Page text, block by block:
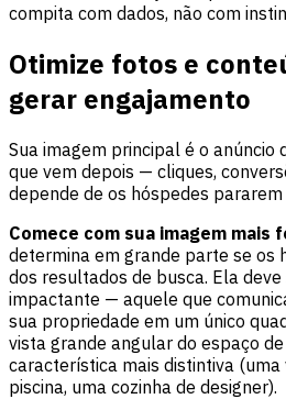
compita com dados, não com
Otimize fotos e
gerar engajamento
Sua imagem principal é o anúncio
que vem depois — cliques,
depende de os hóspedes pararem
Comece com sua imagem mais
determina em grande parte se os
dos resultados de busca. Ela
impactante — aquele que
sua propriedade em um único
vista grande angular do espaço
característica mais distintiva
piscina, uma cozinha de designer).